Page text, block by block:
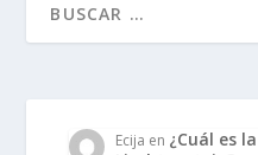
Ecija en ¿Cuál es